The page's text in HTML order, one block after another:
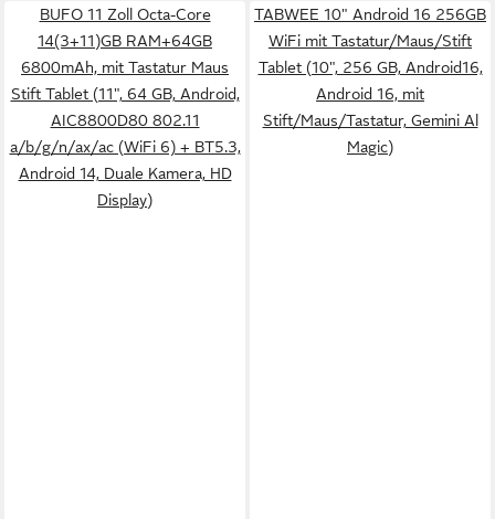
BUFO 11 Zoll Octa-Core
14(3+11)GB RAM+64GB
6800mAh, mit Tastatur Maus
Stift Tablet (11", 64 GB, Android,
AIC8800D80 802.11
a/b/g/n/ax/ac (WiFi 6) + BT5.3,
Android 14, Duale Kamera, HD
Display)
TABWEE 10" Android 16 256GB
WiFi mit Tastatur/Maus/Stift
Tablet (10", 256 GB, Android16,
Android 16, mit
Stift/Maus/Tastatur, Gemini Al
Magic)